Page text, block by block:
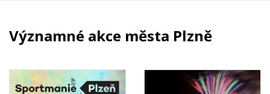
Významné akce města Plzně